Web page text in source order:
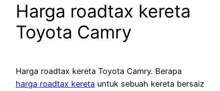
Harga roadtax kereta
Toyota Camry
Harga roadtax kereta Toyota Camry. Berapa
harga roadtax kereta untuk sebuah kereta bersaiz